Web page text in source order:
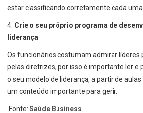
estar classificando corretamente cada uma
4. Crie o seu próprio programa de
liderança
Os funcionários costumam admirar líderes
pelas diretrizes, por isso é importante ler e
o seu modelo de liderança, a partir de aulas
um conteúdo importante para gerir.
Fonte: Saúde Business